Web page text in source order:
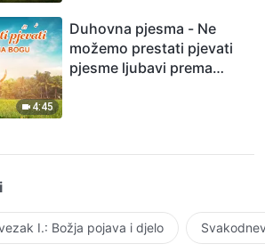
4:45
Duhovna pjesma - Ne
možemo prestati pjevati
pjesme ljubavi prema
I.: Božja pojava i djelo